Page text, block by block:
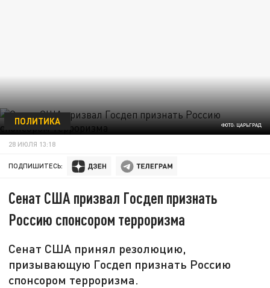
ФОТО: ЦАРЬГРАД
ПОЛИТИКА
28 ИЮЛЯ 13:18
ПОДПИШИТЕСЬ:
Сенат США призвал Госдеп признать
Россию спонсором терроризма
Сенат США принял резолюцию,
призывающую Госдеп признать Россию
спонсором терроризма.